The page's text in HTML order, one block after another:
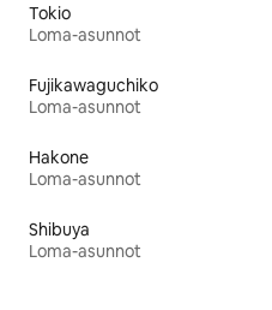
Tokio
Loma-asunnot
Fujikawaguchiko
Loma-asunnot
Hakone
Loma-asunnot
Shibuya
Loma-asunnot